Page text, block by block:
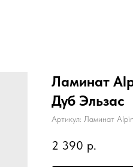
Ламинат
Дуб Эльзас
Артикул: Ламинат
2 390 р.